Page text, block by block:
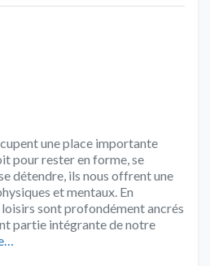
une place importante
pour rester en forme, se
détendre, ils nous offrent une
et mentaux. En
sont profondément ancrés
partie intégrante de notre